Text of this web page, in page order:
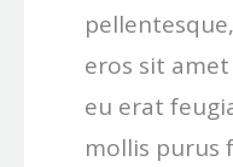
eros sit
eu erat
mollis purus